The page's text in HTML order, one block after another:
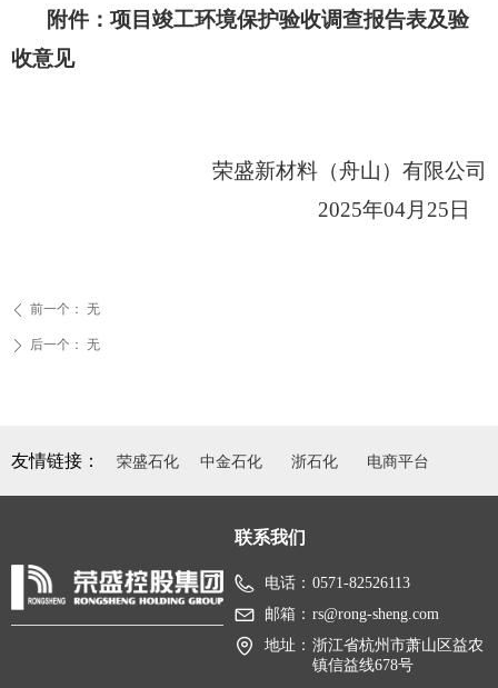
附件： 项目竣工环境保护验收调查报告表及验
收意见
荣盛新材料（舟山）有限公司
2025年04月 25 日
ꄴ 前一个： 无
ꄲ 后一个： 无
电话： 0571-82526113
邮箱： rs@rong-sheng.com
地址： 浙江省杭州市萧山区益农
镇信益线678号
联系我们
友情链接： 荣盛石化 中金石化 浙石化 电商平台